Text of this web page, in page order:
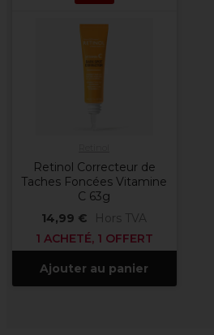
Retinol Correcteur de
Taches Foncées Vitamine
C 63g
14,99 €
Hors TVA
1 ACHETÉ, 1 OFFERT
Ajouter au panier